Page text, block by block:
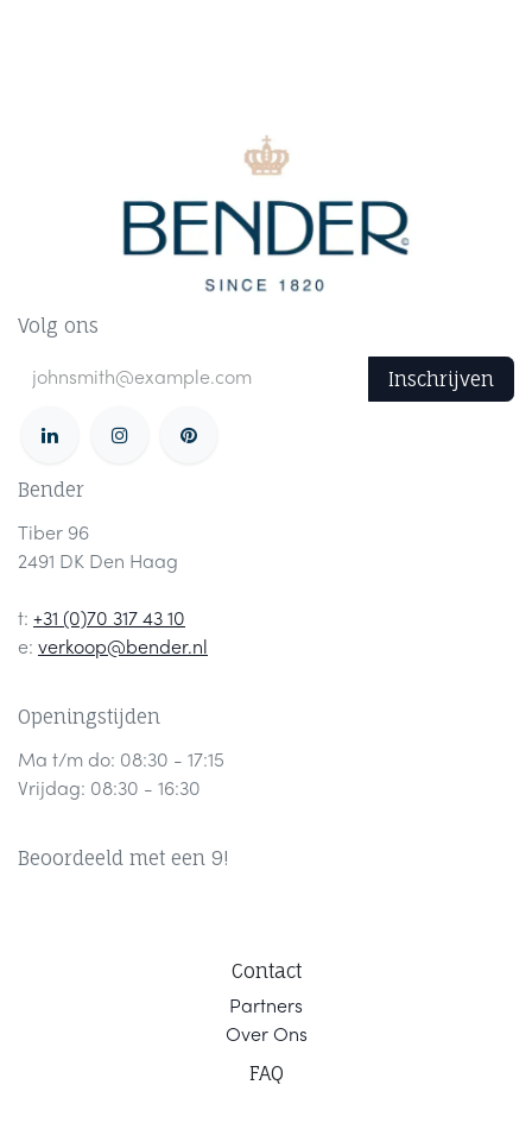
Volg ons
Inschrijven
Bender
Tiber 96
2491 DK Den Haag
t: +31 (0)70 317 43 10
e: verkoop@bender.nl
Openingstijden
Ma t/m do: 08:30 - 17:15
Vrijdag: 08:30 - 16:30
Beoordeeld met een 9!
Contact
Partners
Over Ons
FAQ